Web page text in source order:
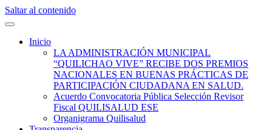
Saltar al contenido
Quilisalud
Inicio
LA ADMINISTRACIÓN MUNICIPAL
“QUILICHAO VIVE” RECIBE DOS PREMIOS
NACIONALES EN BUENAS PRÁCTICAS DE
PARTICIPACIÓN CIUDADANA EN SALUD.
Acuerdo Convocatoria Pública Selección Revisor
Fiscal QUILISALUD ESE
Organigrama Quilisalud